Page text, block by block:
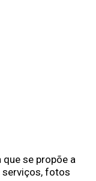
se propõe a
serviços, fotos